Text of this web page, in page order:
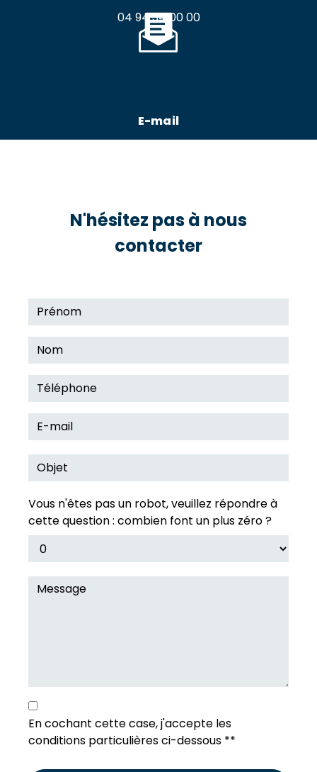
04 94 34 00 00
E-mail
N'hésitez pas à nous
contacter
Vous n'êtes pas un robot, veuillez répondre à
cette question : combien font un plus zéro ?
En cochant cette case, j'accepte les
conditions particulières ci-dessous **